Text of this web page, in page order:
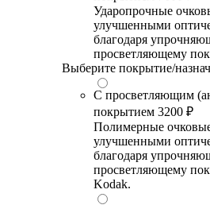
Ударопрочные
улучшенными
благодаря
просветляющему
Выберите покрытие/
С просветляющим
покрытием 3200 ₽
Полимерные
улучшенными
благодаря
просветляющему
Kodak.